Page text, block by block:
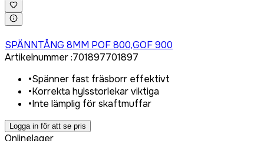
SPÄNNTÅNG 8MM POF 800,GOF 900
Artikelnummer:701897701897
•Spänner fast fräsborr effektivt
•Korrekta hylsstorlekar viktiga
•Inte lämplig för skaftmuffar
Logga in för att se pris
Onlinelager